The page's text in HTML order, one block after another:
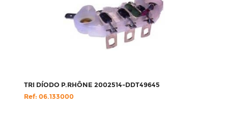
TRI DÍODO P.RHÔNE 2002514-DDT49645
Ref: 06.133000